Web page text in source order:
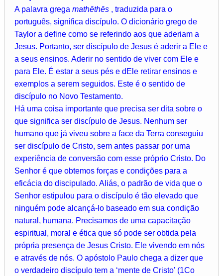
A palavra grega mathēthēs , traduzida para o
português, significa discípulo. O dicionário grego de
Taylor a define como se referindo aos que aderiam a
Jesus. Portanto, ser discípulo de Jesus é aderir a Ele e
a seus ensinos. Aderir no sentido de viver com Ele e
para Ele. É estar a seus pés e dEle retirar ensinos e
exemplos a serem seguidos. Este é o sentido de
discípulo no Novo Testamento.
Há uma coisa importante que precisa ser dita sobre o
que significa ser discípulo de Jesus. Nenhum ser
humano que já viveu sobre a face da Terra conseguiu
ser discípulo de Cristo, sem antes passar por uma
experiência de conversão com esse próprio Cristo. Do
Senhor é que obtemos forças e condições para a
eficácia do discipulado. Aliás, o padrão de vida que o
Senhor estipulou para o discípulo é tão elevado que
ninguém pode alcançá-lo baseado em sua condição
natural, humana. Precisamos de uma capacitação
espiritual, moral e ética que só pode ser obtida pela
própria presença de Jesus Cristo. Ele vivendo em nós
e através de nós. O apóstolo Paulo chega a dizer que
o verdadeiro discípulo tem a ‘mente de Cristo’ (1Co